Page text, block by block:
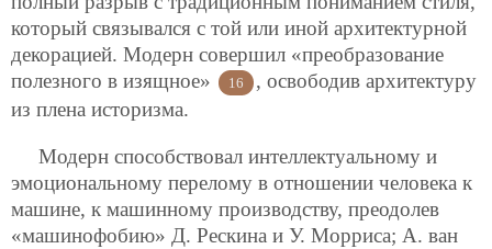
который связывался с той или иной архитектурной
декорацией. Модерн совершил «преобразование
полезного в изящное»
16
, освободив архитектуру
из плена историзма.
Модерн способствовал интеллектуальному и
эмоциональному перелому в отношении человека к
машине, к машинному производству, преодолев
«машинофобию» Д. Рескина и У. Морриса; А. ван